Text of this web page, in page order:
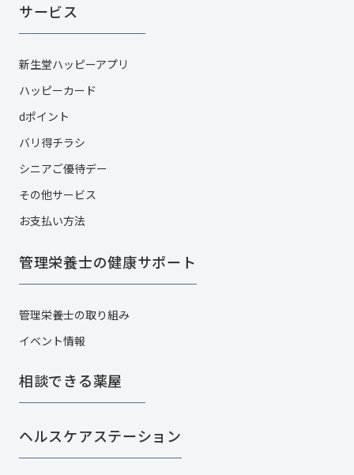
サービス
新生堂ハッピーアプリ
ハッピーカード​
dポイント
バリ得チラシ
シニアご優待デー
その他サービス​
お支払い方法
管理栄養士の健康サポート
管理栄養士の取り組み
イベント情報
相談できる薬屋
ヘルスケアステーション